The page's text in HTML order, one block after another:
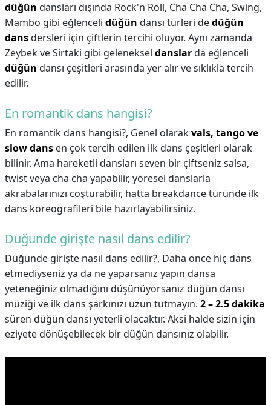
düğün dansları dışında Rock'n Roll, Cha Cha Cha, Swing,
Mambo gibi eğlenceli düğün dansı türleri dedüğün
dansdersleri için çiftlerin tercihi oluyor. Aynı zamanda
Zeybek ve Sirtaki gibi geleneksel danslarda eğlenceli
düğün dansı çeşitleri arasında yer alır ve sıklıkla tercih
edilir.
En romantik dans hangisi?
En romantik dans hangisi?, Genel olarakvals, tango ve
slow dans en çok tercih edilen ilk dans çeşitleri olarak
bilinir. Ama hareketli dansları seven bir çiftseniz salsa,
twist veya cha cha yapabilir, yöresel danslarla
akrabalarınızı coşturabilir, hatta breakdance türünde ilk
dans koreografileri bile hazırlayabilirsiniz.
Düğünde girişte nasıl dans edilir?
Düğünde girişte nasıl dans edilir?, Daha önce hiç dans
etmediyseniz ya da ne yaparsanız yapın dansa
yeteneğiniz olmadığını düşünüyorsanız düğün dansı
müziği ve ilk dans şarkınızı uzun tutmayın. 2 – 2.5 dakika
süren düğün dansı yeterli olacaktır. Aksi halde sizin için
eziyete dönüşebilecek bir düğün dansınız olabilir.